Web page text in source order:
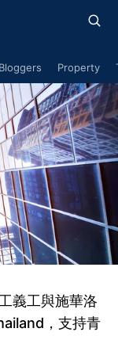
Bloggers Property
義工與施華洛
，支持青